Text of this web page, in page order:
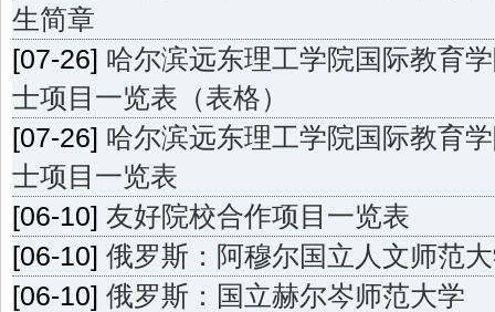
生简章
[07-26] 哈尔滨远东理工学院国际教育
士项目一览表（表格）
[07-26] 哈尔滨远东理工学院国际教育
士项目一览表
[06-10] 友好院校合作项目一览表
[06-10] 俄罗斯：阿穆尔国立人文师范
[06-10] 俄罗斯：国立赫尔岑师范大学